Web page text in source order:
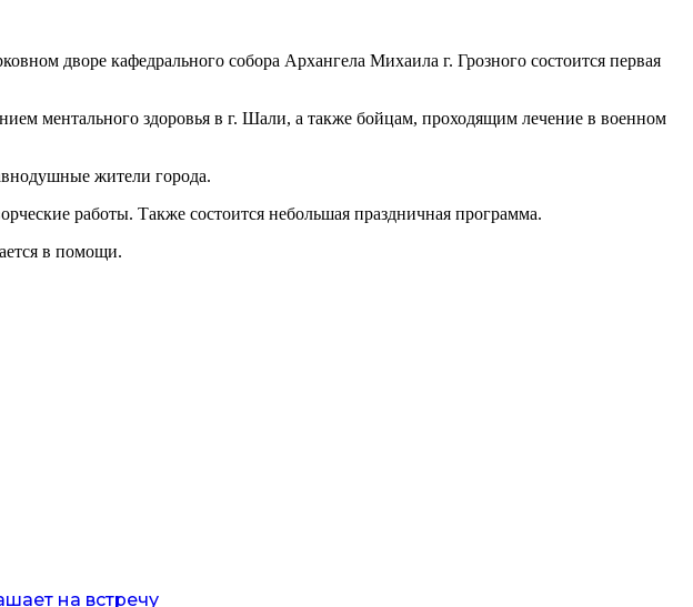
дворе кафедрального собора Архангела Михаила г. Грозного состоится первая
ментального здоровья в г. Шали, а также бойцам, проходящим лечение в военном
жители города.
работы. Также состоится небольшая праздничная программа.
в помощи.
на встречу